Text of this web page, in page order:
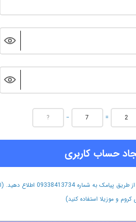
− =
حساب کاربری
هر مشکلی در فرایند ثبت نام داشتید از طریق پیامک به شماره 09338413734 اطلاع
کروم و موزیلا استفاده کنید)